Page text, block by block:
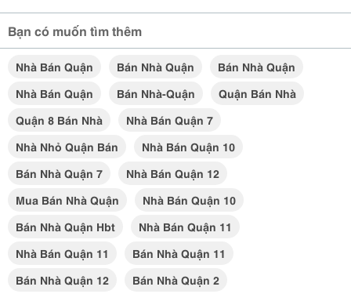
Bạn có muốn tìm thêm
Nhà Bán Quận Bán Nhà Quận
Bán Nhà Quận
Nhà Bán Quận
Bán Nhà-Quận
Quận Bán Nhà
Quận 8 Bán Nhà
Nhà Bán Quận 7
Nhà Nhỏ Quận Bán
Nhà Bán Quận 10
Bán Nhà Quận 7
Nhà Bán Quận 12
Mua Bán Nhà Quận
Nhà Bán Quận 10
Bán Nhà Quận Hbt
Nhà Bán Quận 11
Nhà Bán Quận 11
Bán Nhà Quận 11
Bán Nhà Quận 12
Bán Nhà Quận 2